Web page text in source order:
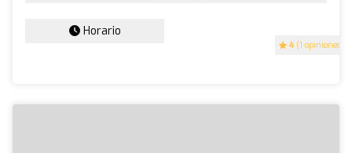
4 (1 opiniones)
Horario